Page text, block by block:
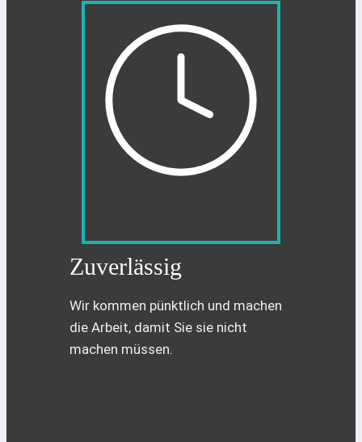
Zuverlässig
Wir kommen pünktlich und machen
die Arbeit, damit Sie sie nicht
machen müssen.